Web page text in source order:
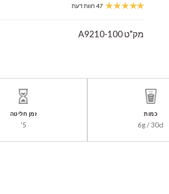
47 חוות דעת
מק"טA9210-100
כמות
6g / 30cl
זמן חליטה
5'